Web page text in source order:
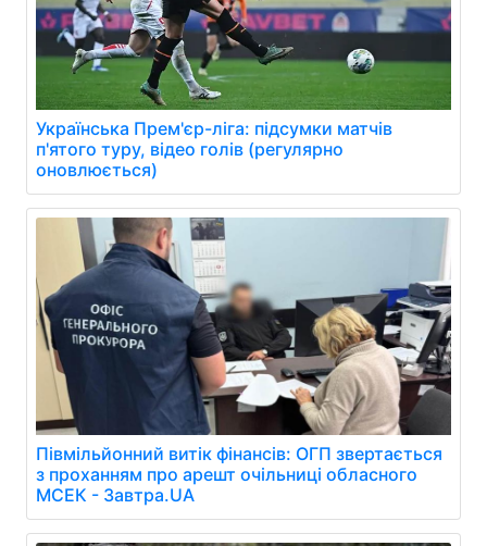
Українська Прем'єр-ліга: підсумки матчів
п'ятого туру, відео голів (регулярно
оновлюється)
Півмільйонний витік фінансів: ОГП звертається
з проханням про арешт очільниці обласного
МСЕК - Завтра.UA